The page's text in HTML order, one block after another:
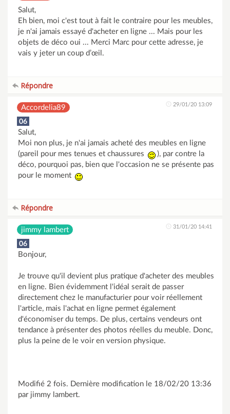
Salut,
Eh bien, moi c'est tout à fait le contraire pour les meubles,
je n'ai jamais essayé d'acheter en ligne ... Mais pour les
objets de déco oui ... Merci Marc pour cette adresse, je
vais y jeter un coup d’œil.
Répondre
Accordelia89 29/01/20 13:09
06
Salut,
Moi non plus, je n'ai jamais acheté des meubles en ligne
(pareil pour mes tenues et chaussures
), par contre la
déco, pourquoi pas, bien que l'occasion ne se présente pas
pour le moment
Répondre
jimmy lambert 31/01/20 14:41
06
Bonjour,
Je trouve qu'il devient plus pratique d'acheter des meubles
en ligne. Bien évidemment l'idéal serait de passer
directement chez le manufacturier pour voir réellement
l'article, mais l'achat en ligne permet également
d'économiser du temps. De plus, certains vendeurs ont
tendance à présenter des photos réelles du meuble. Donc,
plus la peine de le voir en version physique.
Modifié 2 fois. Dernière modification le 18/02/20 13:36
par jimmy lambert.